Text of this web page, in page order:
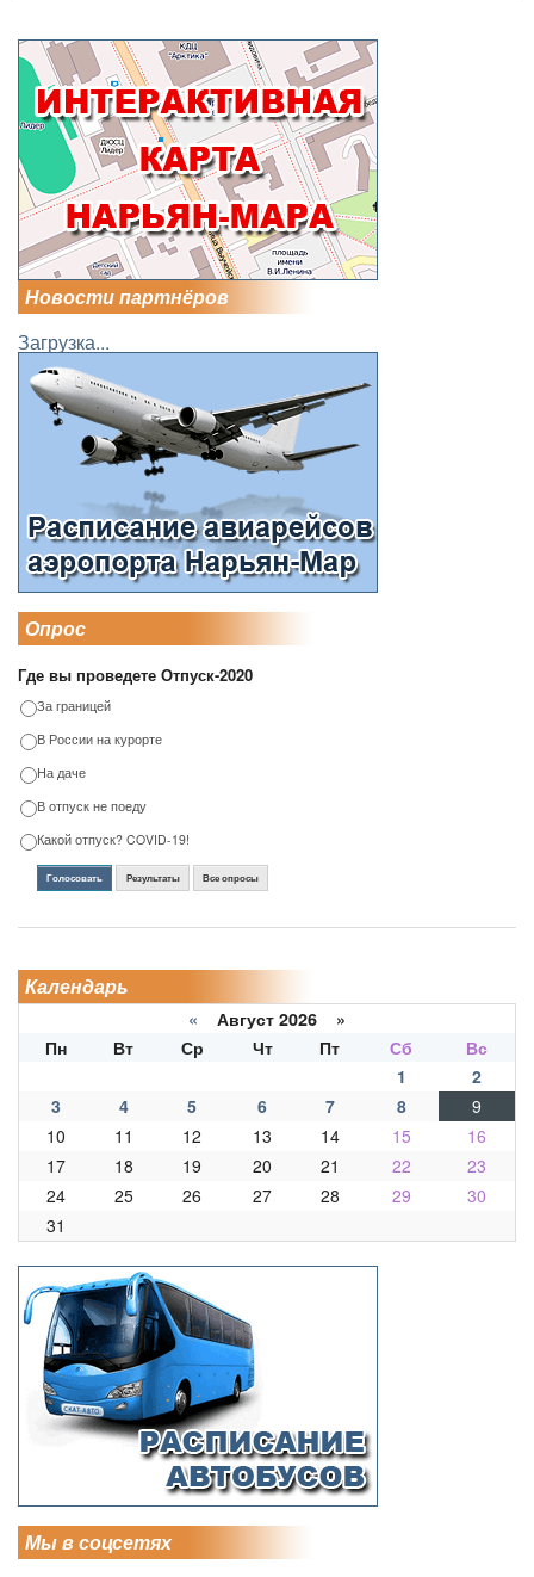
Новости партнёров
Загрузка...
Опрос
Где вы проведете Отпуск-2020
За границей
В России на курорте
На даче
В отпуск не поеду
Какой отпуск? COVID-19!
Голосовать Результаты Все опросы
Календарь
« Август 2026 »
Пн
Вт Ср Чт Пт Сб
Вс
1
2
3
4 5 6 7 8
9
10
11 12 13 14 15
16
17
18 19 20 21 22
23
24
25 26 27 28 29
30
31
Мы в соцсетях